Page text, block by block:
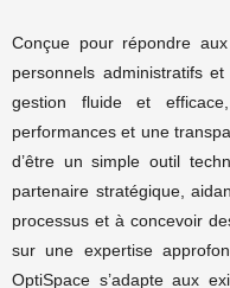
Conçue pour répondre
personnels administratifs
gestion fluide et
performances et une
d’être un simple outil
partenaire stratégique,
processus et à concevoir
sur une expertise
OptiSpace s’adapte aux